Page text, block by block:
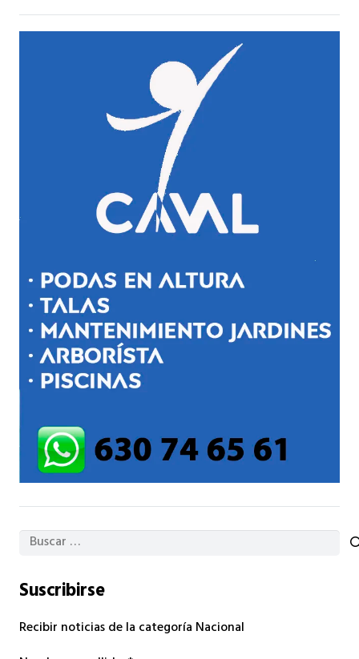
Buscar:
Suscribirse
Recibir noticias de la categoría Nacional